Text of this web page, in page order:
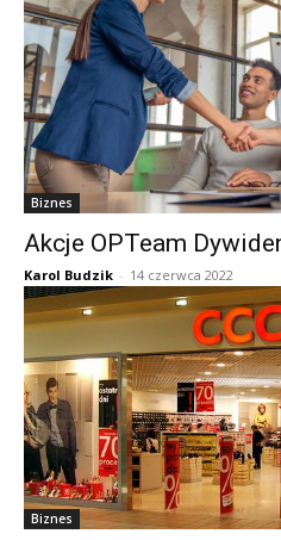
Biznes
Akcje OPTeam
Karol Budzik - 14 czerwca 2022
Biznes